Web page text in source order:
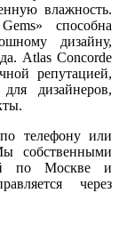
влажность.
способна
дизайну,
Atlas Concorde
репутацией,
дизайнеров,
телефону или
собственными
по Москве и
через